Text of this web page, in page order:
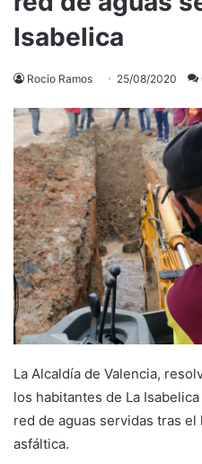
Isabelica
Rocio Ramos 25/08/2020
La Alcaldía de Valencia,
los habitantes de La
red de aguas servidas tras
asfáltica.